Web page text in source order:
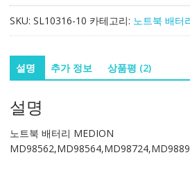
터
MEDION
량
SKU: SL10316-10 카테고리: 노트북 배터
설명 추가 정보 상품평 (2)
설명
노트북 배터리 MEDION